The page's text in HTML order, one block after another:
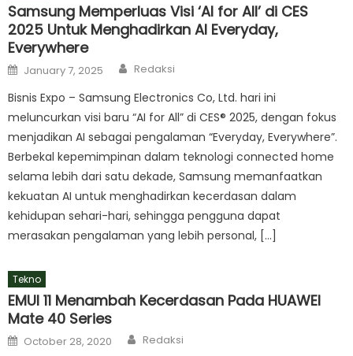
Samsung Memperluas Visi ‘AI for All’ di CES
2025 Untuk Menghadirkan AI Everyday,
Everywhere
Posted
on
January 7, 2025 Author
Redaksi
Bisnis Expo – Samsung Electronics Co, Ltd. hari ini
meluncurkan visi baru “AI for All” di CES® 2025, dengan fokus
menjadikan AI sebagai pengalaman “Everyday, Everywhere”.
Berbekal kepemimpinan dalam teknologi connected home
selama lebih dari satu dekade, Samsung memanfaatkan
kekuatan AI untuk menghadirkan kecerdasan dalam
kehidupan sehari-hari, sehingga pengguna dapat
merasakan pengalaman yang lebih personal, […]
Tekno
EMUI 11 Menambah Kecerdasan Pada HUAWEI
Mate 40 Series
Posted
on
October 28, 2020 Author
Redaksi